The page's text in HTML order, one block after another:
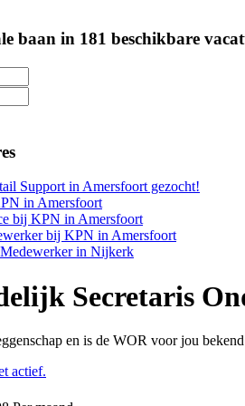
baan in 181 beschikbare
Support in Amersfoort gezocht!
in Amersfoort
bij KPN in Amersfoort
bij KPN in Amersfoort
in Nijkerk
Secretaris
en is de WOR voor jou
actief.